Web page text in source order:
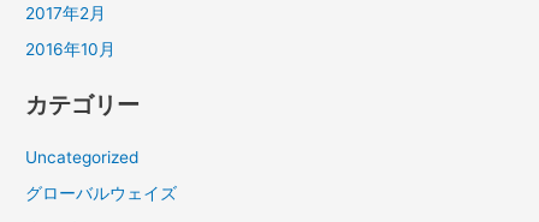
2017年2月
2016年10月
カテゴリー
Uncategorized
グローバルウェイズ